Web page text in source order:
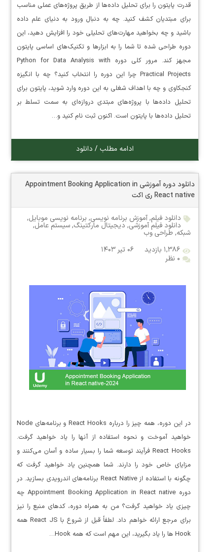
قدرت پایتون را برای تحلیل داده‌ها از طریق پروژه‌های عملی مناسب
برای مبتدیان کشف کنید. چه به دنبال ورود به دنیای علم داده
باشید و چه بخواهید مهارت‌های تحلیلی خود را افزایش دهید، این
دوره طراحی شده تا شما را به ابزارها و تکنیک‌های اساسی پایتون
مجهز کند. مرور کلی دوره Python for Data Analysis with
Practical Projects چرا این دوره را انتخاب کنید؟ چه با انگیزه
کنجکاوی و چه با اهداف شغلی به این دوره وارد شوید، پایتون برای
تحلیل داده‌ها با پروژه‌های مبتدی دروازه‌ای به سمت تسلط بر
تحلیل داده‌ها با پایتون است. اکنون ثبت نام کنید و…
ادامه مطلب / دانلود
دانلود دوره آموزشی Appointment Booking Application in
React native ری اکت
دانلود فیلم,آموزش برنامه نویسی, برنامه نویسی موبایل,
دانلود فیلم آموزشی, دیجیتال مارکتینگ,سیستم عامل,
شبکه, طراحی وب
۱,۳۸۶ بازدید
۰۶ تیر ۱۴۰۳
۰ نظر
در این دوره، همه چیز را درباره React Hooks و برنامه‌های Node
خواهید آموخت و نحوه استفاده از آنها را یاد خواهید گرفت.
React Hooks فرآیند توسعه شما را بسیار ساده و آسان می‌کنند و
مزایای خاص خود را دارند. شما همچنین یاد خواهید گرفت که
چگونه با استفاده از React Native برنامه‌های اندرویدی بسازید. در
دوره Appointment Booking Application in React native چه
چیزی یاد خواهید گرفت؟ من به همراه دوره، کدهای منبع را نیز
برای مرجع ارائه خواهم داد. لطفاً قبل از شروع با React JS همه
Hook ها را یاد بگیرید، این مهم است که همه Hook…